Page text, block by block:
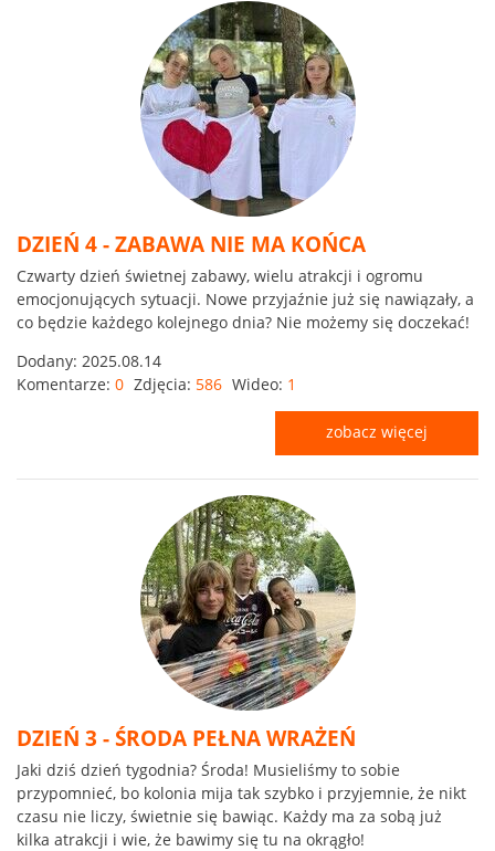
DZIEŃ 4 - ZABAWA NIE MA KOŃCA
Czwarty dzień świetnej zabawy, wielu atrakcji i ogromu
emocjonujących sytuacji. Nowe przyjaźnie już się nawiązały, a
co będzie każdego kolejnego dnia? Nie możemy się doczekać!
Dodany: 2025.08.14
Komentarze: 0 Zdjęcia: 586 Wideo: 1
zobacz więcej
DZIEŃ 3 - ŚRODA PEŁNA WRAŻEŃ
Jaki dziś dzień tygodnia? Środa! Musieliśmy to sobie
przypomnieć, bo kolonia mija tak szybko i przyjemnie, że nikt
czasu nie liczy, świetnie się bawiąc. Każdy ma za sobą już
kilka atrakcji i wie, że bawimy się tu na okrągło!